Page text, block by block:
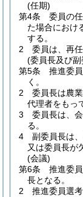
(任期)
第4条
委員の
た場合におけ
する。
2
委員は、再
(委員長及び副
第5条
推進委
く。
2
委員長は農
代理者をもっ
3
委員長は、
る。
4
副委員長は
又は委員長が
(会議)
第6条
推進委
長となる。
2
推進委員選